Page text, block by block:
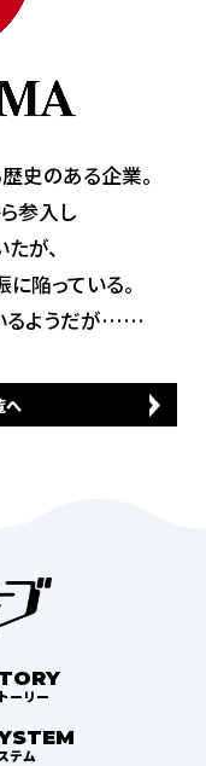
史のある企業。
参入し
が、
陥っている。
るようだが……
へ
ーリー
テム